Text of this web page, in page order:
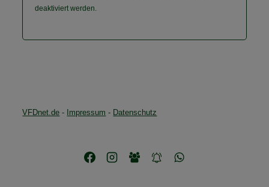
deaktiviert werden.
VFDnet.de - Impressum - Datenschutz